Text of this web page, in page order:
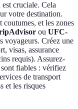
cruciale. Cela
votre destination.
et les zones
ou UFC-
voyageurs. Créez une
visas, assurance
requis). Assurez-
fiables : vérifiez
de transport
et les risques